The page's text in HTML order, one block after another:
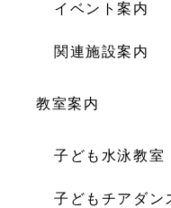
イベント案内
関連施設案内
教室案内
子ども水泳教室
子どもチアダン
content/themes/
: Attempt to read
/home/wordstock/
content/themes/
: Undefined array
/home/wordstock/